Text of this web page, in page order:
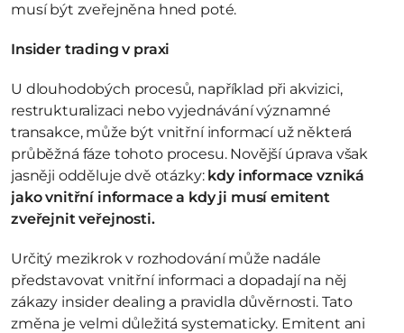
musí být zveřejněna hned poté.
Insider trading v praxi
U dlouhodobých procesů, například při akvizici,
restrukturalizaci nebo vyjednávání významné
transakce, může být vnitřní informací už některá
průběžná fáze tohoto procesu. Novější úprava však
jasněji odděluje dvě otázky: kdy informace vzniká
jako vnitřní informace a kdy ji musí emitent
zveřejnit veřejnosti.
Určitý mezikrok v rozhodování může nadále
představovat vnitřní informaci a dopadají na něj
zákazy insider dealing a pravidla důvěrnosti. Tato
změna je velmi důležitá systematicky. Emitent ani